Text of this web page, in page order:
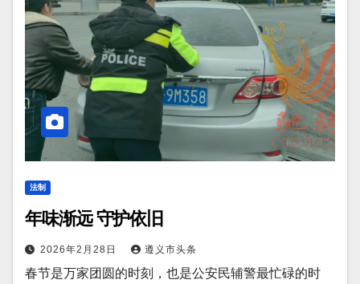
法制
年味渐远 守护依旧
2026年2月28日 遵义市头条
春节是万家团圆的时刻，也是公安民辅警最忙碌的时